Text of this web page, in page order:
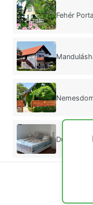
Fehér
Duba Ház